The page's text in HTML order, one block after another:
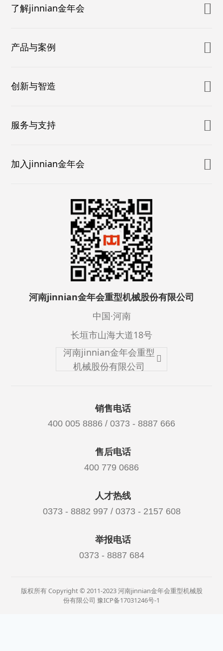
了解jinnian金年会
产品与案例
创新与智造
服务与支持
加入jinnian金年会
河南jinnian金年会重型机械股份有限公司
中国·河南
长垣市山海大道18号
河南jinnian金年会重型
机械股份有限公司
销售电话
400 005 8886 / 0373 - 8887 666
售后电话
400 779 0686
人才热线
0373 - 8882 997 / 0373 - 2157 608
举报电话
0373 - 8887 684
版权所有 Copyright © 2011-2023 河南jinnian金年会重型机械股
份有限公司 豫ICP备17031246号-1